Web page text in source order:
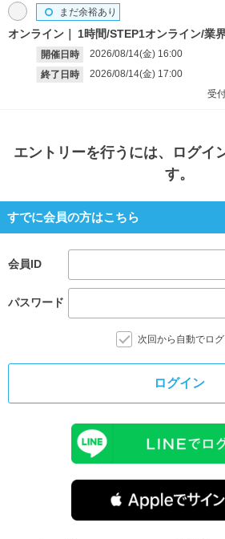
オンライン 1時間/STEP1オンライン/業
開催日時 2026/08/14(金) 16:00
終了日時
2026/08/14(金) 17:00
まだ余裕あり
受
エントリーを行うには、ログイ
す。
すでに会員の方はこちら
会員ID
パスワード
次回から自動でロ
ログイン